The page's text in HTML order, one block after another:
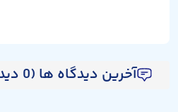
آخرین دیدگاه ها (0 دیدگاه)